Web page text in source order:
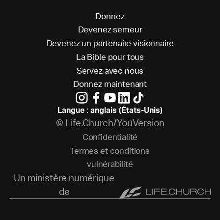
Donnez
Devenezsemeur
Devenez un partenaire visionnaire
L a Bible pourtous
Servezavec nous
Donnez maintenant
Langue : anglais (États-Unis)
© Life.Church/YouVersion
Confidentialité
Termes et conditions
vulnérabilité
Un ministère numérique
de